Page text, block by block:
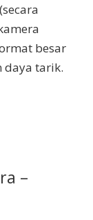
besar
daya tarik.
–